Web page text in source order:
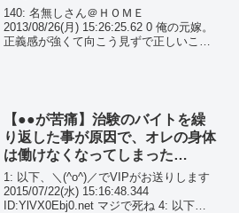
を切り出すと…
140: 名無しさん＠ＨＯＭＥ
2013/08/26(月) 15:26:25.62 0 俺の元嫁。
正義感が強くて向こう見ずで正しいこと
【●●が苦痛】治験のバイトを繰
り返した事が原因で、オレの身体
は働けなくなってしまった…
1: 以下、＼(^o^)／でVIPがお送りします
2015/07/22(水) 15:16:48.344
ID:YlVX0Ebj0.net マジで死ね 4: 以下、